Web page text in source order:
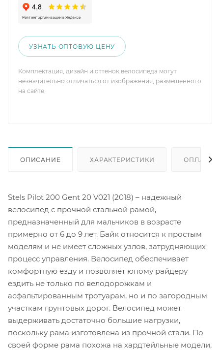
УЗНАТЬ ОПТОВУЮ ЦЕНУ
Комплектация, дизайн и оттенок велосипеда могут
незначительно отличаться от изображения, размещенного
на сайте
ОПИСАНИЕ ХАРАКТЕРИСТИКИ ОПЛАТА
Stels Pilot 200 Gent 20 V021 (2018) – надежный
велосипед с прочной стальной рамой,
предназначенный для мальчиков в возрасте
примерно от 6 до 9 лет. Байк относится к простым
моделям и не имеет сложных узлов, затрудняющих
процесс управления. Велосипед обеспечивает
комфортную езду и позволяет юному райдеру
ездить не только по велодорожкам и
асфальтированным тротуарам, но и по загородным
участкам грунтовых дорог. Велосипед может
выдерживать достаточно большие нагрузки,
поскольку рама изготовлена из прочной стали. По
своей форме рама похожа на хардтейльные модели,